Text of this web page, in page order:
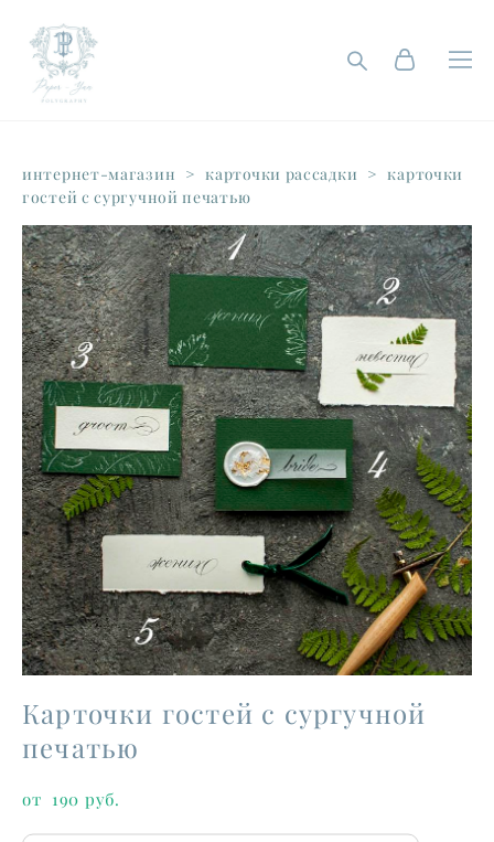
интернет-магазин > карточки рассадки > карточки
гостей с сургучной печатью
Карточки гостей с сургучной
печатью
от 190 pуб.